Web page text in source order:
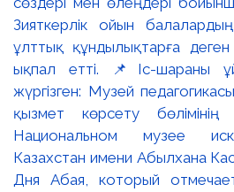
Зияткерлік ойын балалардың
ұлттық құндылықтарға
ықпал етті. 📌Іс-шараны
жүргізген: Музей
қызмет көрсету
Национальном музее
Казахстан имени Абылхана
Дня Абая, который